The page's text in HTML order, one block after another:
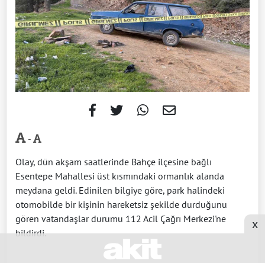
-
Olay, dün akşam saatlerinde Bahçe ilçesine bağlı
Esentepe Mahallesi üst kısmındaki ormanlık alanda
meydana geldi. Edinilen bilgiye göre, park halindeki
otomobilde bir kişinin hareketsiz şekilde durduğunu
gören vatandaşlar durumu 112 Acil Çağrı Merkezi'ne
bildirdi.
x